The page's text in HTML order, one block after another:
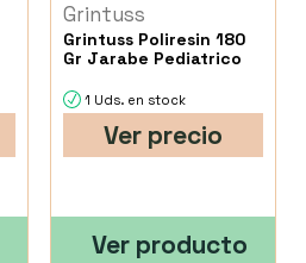
Grintuss
Grintuss Poliresin 180
Gr Jarabe Pediatrico
1 Uds. en stock
Ver precio
Ver producto